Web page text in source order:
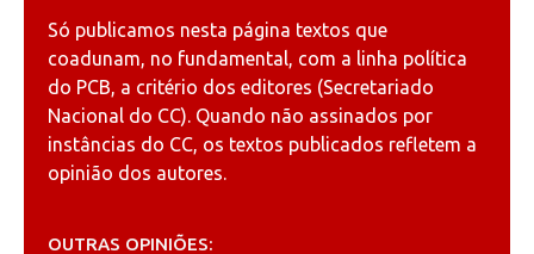
Só publicamos nesta página textos que
coadunam, no fundamental, com a linha política
do PCB, a critério dos editores (Secretariado
Nacional do CC). Quando não assinados por
instâncias do CC, os textos publicados refletem a
opinião dos autores.
OUTRAS OPINIÕES: